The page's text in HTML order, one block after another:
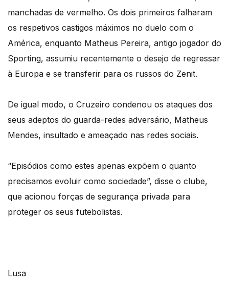
manchadas de vermelho. Os dois primeiros falharam
os respetivos castigos máximos no duelo com o
América, enquanto Matheus Pereira, antigo jogador do
Sporting, assumiu recentemente o desejo de regressar
à Europa e se transferir para os russos do Zenit.
De igual modo, o Cruzeiro condenou os ataques dos
seus adeptos do guarda-redes adversário, Matheus
Mendes, insultado e ameaçado nas redes sociais.
“Episódios como estes apenas expõem o quanto
precisamos evoluir como sociedade”, disse o clube,
que acionou forças de segurança privada para
proteger os seus futebolistas.
Lusa